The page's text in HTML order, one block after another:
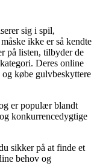
sig i spil,
ikke er så kendte
på listen, tilbyder de
Deres online
købe gulvbeskyttere
er populær blandt
konkurrencedygtige
sikker på at finde et
behov og